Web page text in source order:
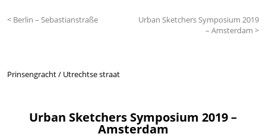
< Berlin – Sebastianstraße
Urban Sketchers Symposium 2019
– Amsterdam >
Prinsengracht / Utrechtse straat
Urban Sketchers Symposium 2019 –
Amsterdam